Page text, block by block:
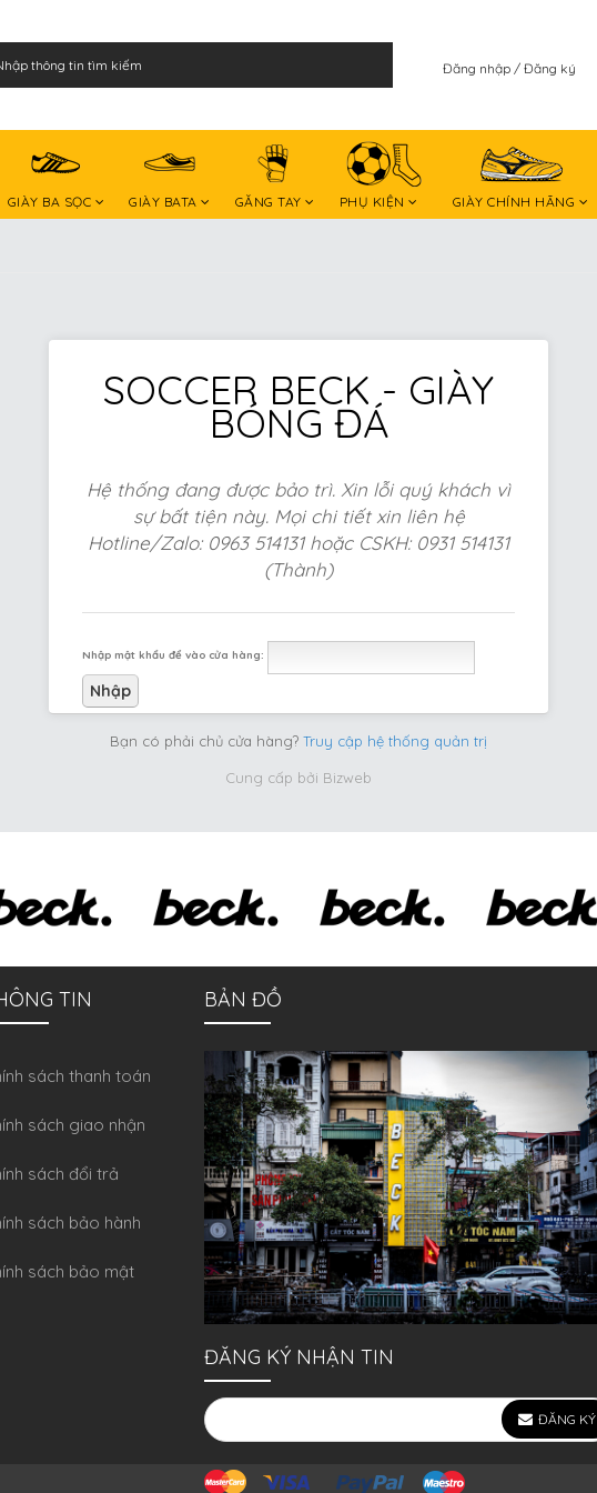
Đăng nhập Đăng ký
GIÀY BA SỌC GIÀY BATA GĂNG TAY PHỤ KIỆN GIÀY CHÍNH HÃNG
SOCCER BECK - GIÀY
BÓNG ĐÁ
Hệ thống đang được bảo trì. Xin lỗi quý khách vì
sự bất tiện này. Mọi chi tiết xin liên hệ
Hotline/Zalo: 0963 514131 hoặc CSKH: 0931 514131
(Thành)
Nhập mật khẩu để vào cửa hàng:
Bạn có phải chủ cửa hàng? Truy cập hệ thống quản trị
Cung cấp bởi Bizweb
TIN
sách thanh toán
sách giao nhận
sách đổi trả
sách bảo hành
sách bảo mật
BẢN ĐỒ
ĐĂNG KÝ NHẬN TIN
ĐĂNG KÝ